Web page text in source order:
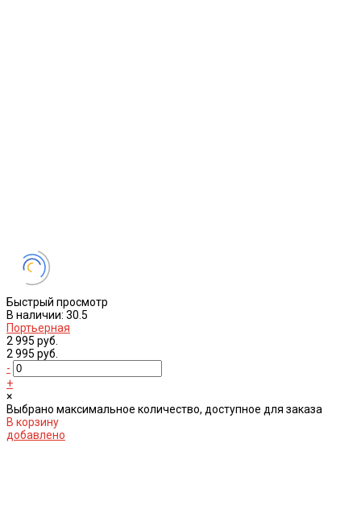
Быстрый просмотр
В наличии: 30.5
Портьерная
2 995 руб.
2 995 руб.
-
+
×
Выбрано максимальное количество, доступное для заказа
В корзину
добавлено